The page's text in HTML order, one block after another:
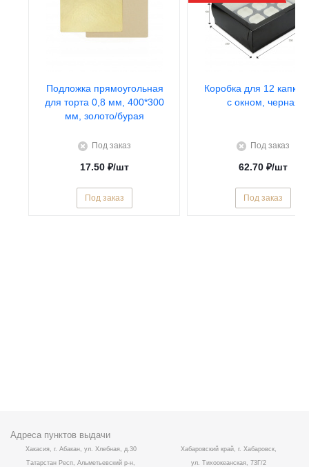
Подложка прямоугольная
для торта 0,8 мм, 400*300
мм, золото/бурая
Под заказ
17.50 ₽/шт
Под заказ
Коробка для 12
с окном, черная
Под заказ
62.70 ₽/шт
Под заказ
Адреса пунктов выдачи
Хакасия, г. Абакан, ул. Хлебная, д.30
Татарстан Респ, Альметьевский р-н,
Хабаровский край, г. Хабаровск,
ул. Тихоокеанская, 73Г/2